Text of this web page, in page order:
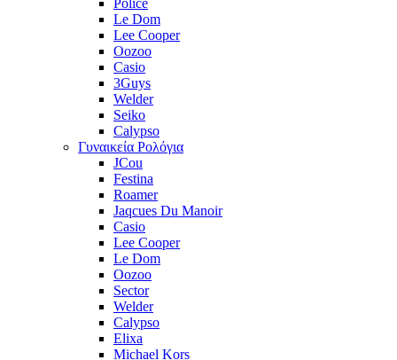
Police
Le Dom
Lee Cooper
Oozoo
Casio
3Guys
Welder
Seiko
Calypso
Γυναικεία Ρολόγια
JCou
Festina
Roamer
Jaqcues Du Manoir
Casio
Lee Cooper
Le Dom
Oozoo
Sector
Welder
Calypso
Elixa
Michael Kors